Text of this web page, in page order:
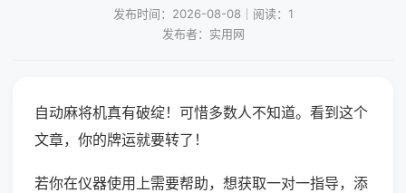
发布时间：2026-08-08｜阅读：1
发布者：实用网
自动麻将机真有破绽！可惜多数人不知道。看到这个
文章，你的牌运就要转了！
若你在仪器使用上需要帮助，想获取一对一指导，添